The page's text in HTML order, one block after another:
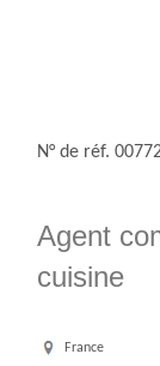
N° de réf.
Agent
cuisine
France